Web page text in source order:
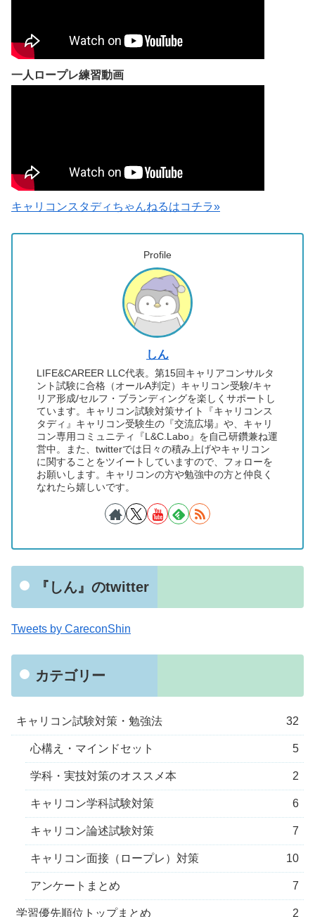
一人ロープレ練習動画
キャリコンスタディちゃんねるはコチラ»
Profile
しん
LIFE&CAREER LLC代表。第15回キャリアコンサルタ
ント試験に合格（オールA判定）キャリコン受験/キャ
リア形成/セルフ・ブランディングを楽しくサポートし
ています。キャリコン試験対策サイト『キャリコンス
タディ』キャリコン受験生の『交流広場』や、キャリ
コン専用コミュニティ『L&C.Labo』を自己研鑽兼ね運
営中。また、twitterでは日々の積み上げやキャリコン
に関することをツイートしていますので、フォローを
お願いします。キャリコンの方や勉強中の方と仲良く
なれたら嬉しいです。
『しん』のtwitter
Tweets by CareconShin
カテゴリー
キャリコン試験対策・勉強法 32
心構え・マインドセット 5
学科・実技対策のオススメ本 2
キャリコン学科試験対策 6
キャリコン論述試験対策 7
キャリコン面接（ロープレ）対策 10
アンケートまとめ 7
学習優先順位トップまとめ 2